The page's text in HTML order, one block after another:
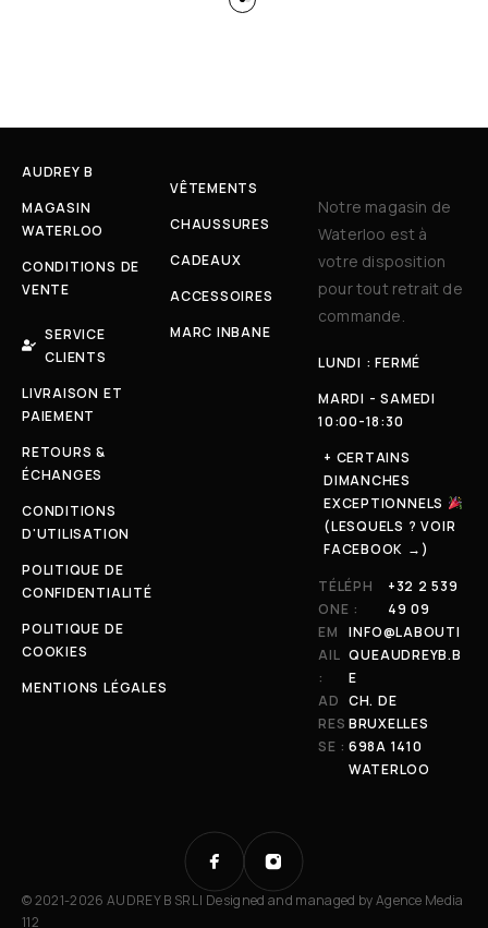
AUDREY B
MAGASIN
WATERLOO
CONDITIONS DE
VENTE
SERVICE
CLIENTS
LIVRAISON ET
PAIEMENT
RETOURS &
ÉCHANGES
CONDITIONS
D'UTILISATION
POLITIQUE DE
CONFIDENTIALITÉ
POLITIQUE DE
COOKIES
MENTIONS LÉGALES
VÊTEMENTS
CHAUSSURES
CADEAUX
ACCESSOIRES
MARC INBANE
Notre magasin de
Waterloo est à
votre disposition
pour tout retrait de
commande.
LUNDI : FERMÉ
MARDI - SAMEDI
10:00-18:30
+ CERTAINS
DIMANCHES
EXCEPTIONNELS
(LESQUELS ? VOIR
FACEBOOK →)
TÉLÉPH
ONE :
+32 2 539
49 09
EM
AIL
:
INFO@LABOUTI
QUEAUDREYB.B
E
AD
RES
SE :
CH. DE
BRUXELLES
698A 1410
WATERLOO
© 2021-2026 AUDREY B SRL | Designed and managed byAgence Media
112